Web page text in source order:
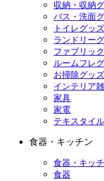
収納・収納
バス・洗面
トイレグッズ
ランドリー
ファブリッ
ルームフレ
お掃除グッズ
インテリア
家具
家電
テキスタイル
食器・キッチン
食器・キッ
食器